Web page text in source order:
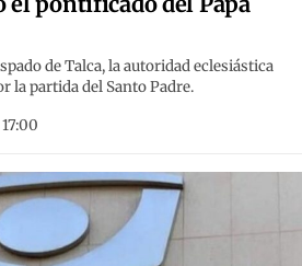
de Talca, la autoridad eclesiástica
la partida del Santo Padre.